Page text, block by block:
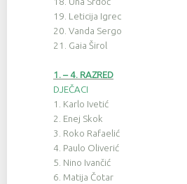
19. Leticija Igrec
20. Vanda Sergo
21. Gaia Širol
1. – 4. RAZRED
DJEČACI
1. Karlo Ivetić
2. Enej Skok
3. Roko Rafaelić
4. Paulo Oliverić
5. Nino Ivančić
6. Matija Čotar